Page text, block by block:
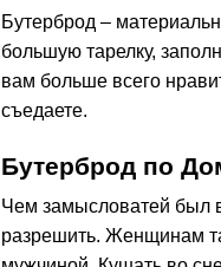
Бутерброд –
большую тарелку,
вам больше всего
съедаете.
Бутерброд по
Чем замысловатей был
разрешить. Женщинам